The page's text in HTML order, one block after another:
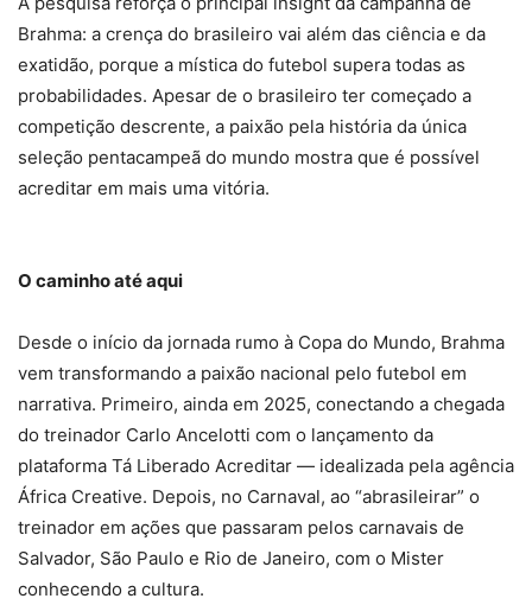
Brahma: a crença do brasileiro vai além das ciência e da
exatidão, porque a mística do futebol supera todas as
probabilidades. Apesar de o brasileiro ter começado a
competição descrente, a paixão pela história da única
seleção pentacampeã do mundo mostra que é possível
acreditar em mais uma vitória.
O caminho até aqui
Desde o início da jornada rumo à Copa do Mundo, Brahma
vem transformando a paixão nacional pelo futebol em
narrativa. Primeiro, ainda em 2025, conectando a chegada
do treinador Carlo Ancelotti com o lançamento da
plataforma Tá Liberado Acreditar — idealizada pela agência
África Creative. Depois, no Carnaval, ao “abrasileirar” o
treinador em ações que passaram pelos carnavais de
Salvador, São Paulo e Rio de Janeiro, com o Mister
conhecendo a cultura.